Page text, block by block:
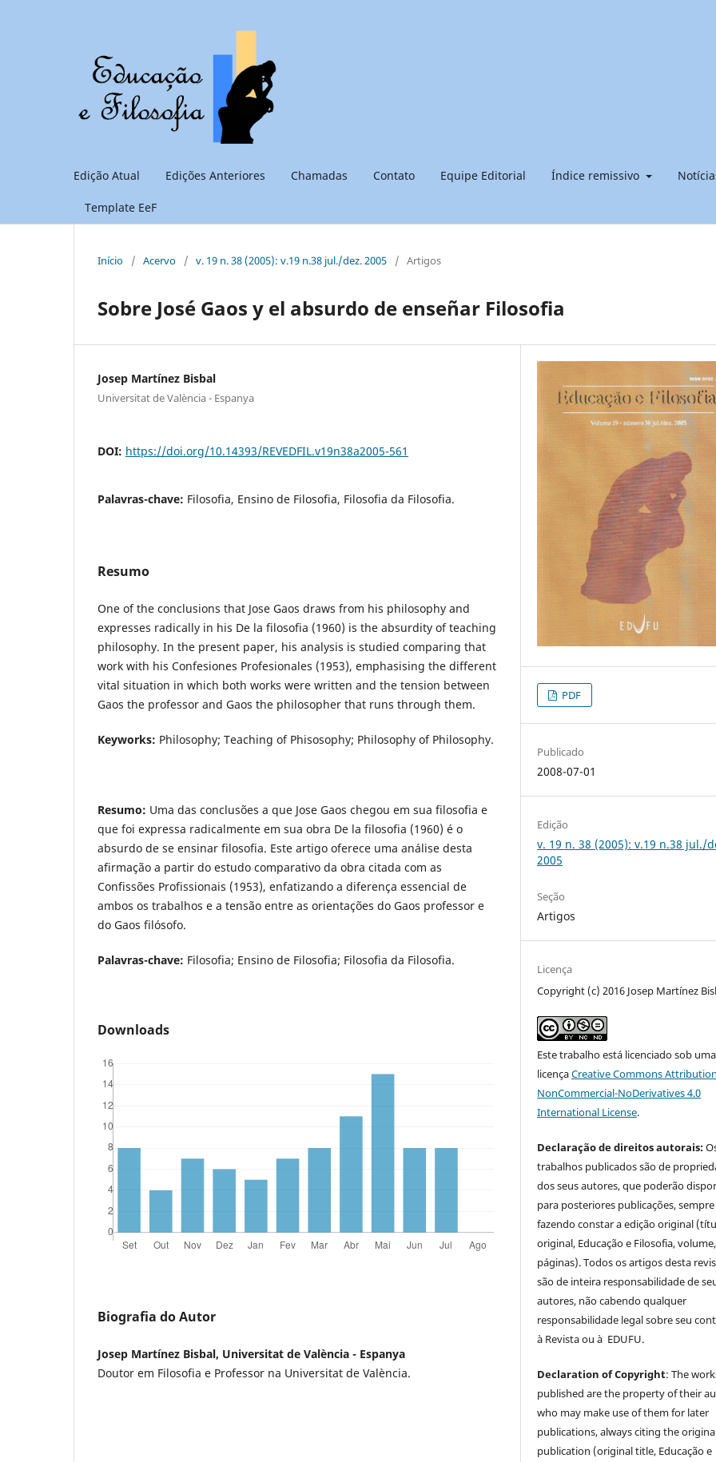
Edição Atual Edições Anteriores Chamadas Contato Equipe Editorial Índice remissivo
Template EeF
Início / Acervo / v. 19 n. 38 (2005): v.19 n.38 jul./dez. 2005 / Artigos
Sobre José Gaos y el absurdo de enseñar Filosofia
Josep Martínez Bisbal
Universitat de València - Espanya
DOI: https://doi.org/10.14393/REVEDFIL.v19n38a2005-561
Palavras-chave: Filosofia, Ensino de Filosofia, Filosofia da Filosofia.
Resumo
One of the conclusions that Jose Gaos draws from his philosophy and
expresses radically in his De la filosofia (1960) is the absurdity of teaching
philosophy. In the present paper, his analysis is studied comparing that
work with his Confesiones Profesionales (1953), emphasising the different
vital situation in which both works were written and the tension between
Gaos the professor and Gaos the philosopher that runs through them.
Keyworks: Philosophy; Teaching of Phisosophy; Philosophy of Philosophy.
Resumo: Uma das conclusões a que Jose Gaos chegou em sua filosofia e
que foi expressa radicalmente em sua obra De la filosofia (1960) é o
absurdo de se ensinar filosofia. Este artigo oferece uma análise desta
afirmação a partir do estudo comparativo da obra citada com as
Confissões Profissionais (1953), enfatizando a diferença essencial de
ambos os trabalhos e a tensão entre as orientações do Gaos professor e
do Gaos filósofo.
Palavras-chave: Filosofia; Ensino de Filosofia; Filosofia da Filosofia.
Downloads
Biografia do Autor
Josep Martínez Bisbal, Universitat de València - Espanya
Doutor em Filosofia e Professor na Universitat de València.
PDF
Publicado
2008-07-01
Edição
v. 19 n. 38 (2005): v.19 n.38 jul./
2005
Seção
Artigos
Licença
Copyright (c) 2016 Josep Martínez
Este trabalho está licenciado sob uma
licençaCreative Commons
NonCommercial-NoDerivatives 4.0
International License.
Declaração de direitos autorais:
trabalhos publicados são de
dos seus autores, que poderão
para posteriores publicações, sempre
fazendo constar a edição original
original, Educação e Filosofia,
páginas). Todos os artigos desta
são de inteira responsabilidade de
autores, não cabendo qualquer
responsabilidade legal sobre seu
à Revista ou à EDUFU.
Declaration of Copyright: The
published are the property of their
who may make use of them for later
publications, always citing the
publication (original title, Educação e